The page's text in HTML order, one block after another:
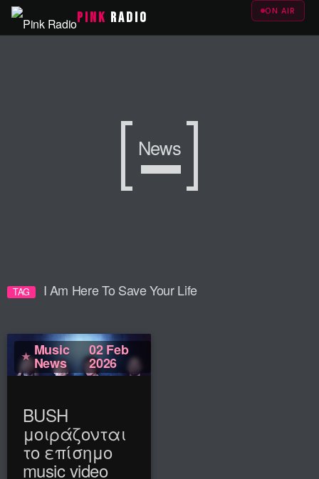
PINK RADIO ON AIR
News
TAG I Am Here To Save Your Life
Music
News
02 Feb
2026
BUSH
μοιράζονται
το επίσημο
music video